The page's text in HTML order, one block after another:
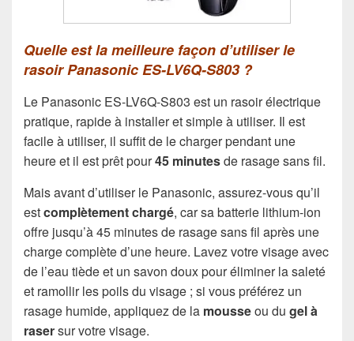
Quelle est la meilleure façon d’utiliser le
rasoir Panasonic ES-LV6Q-S803 ?
Le Panasonic ES-LV6Q-S803 est un rasoir électrique
pratique, rapide à installer et simple à utiliser. Il est
facile à utiliser, il suffit de le charger pendant une
heure et il est prêt pour45 minutesde rasage sans fil.
Mais avant d’utiliser le Panasonic, assurez-vous qu’il
estcomplètement chargé, car sa batterie lithium-ion
offre jusqu’à 45 minutes de rasage sans fil après une
charge complète d’une heure. Lavez votre visage avec
de l’eau tiède et un savon doux pour éliminer la saleté
et ramollir les poils du visage ; si vous préférez un
rasage humide, appliquez de la mousseou du gel à
rasersur votre visage.